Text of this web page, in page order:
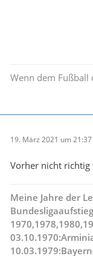
Wenn dem Fußball
19. März 2021 um 21:37
Vorher nicht richtig
Meine Jahre der